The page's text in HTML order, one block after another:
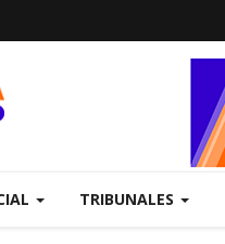
TRIBUNALES